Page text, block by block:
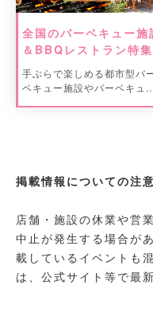
全国のバーベキュー施
＆BBQレストラン特集
手ぶらで楽しめる都市型バ
ベキュー施設やバーベキュ
掲載情報についての注
店舗・施設の休業や営
中止が発生する場合が
載しているイベントも
は、公式サイト等で最